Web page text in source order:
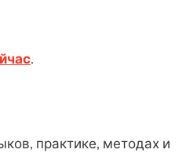
.
практике, методах и